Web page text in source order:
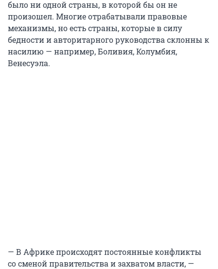
было ни одной страны, в которой бы он не
произошел. Многие отрабатывали правовые
механизмы, но есть страны, которые в силу
бедности и авторитарного руководства склонны к
насилию — например, Боливия, Колумбия,
Венесуэла.
— В Африке происходят постоянные конфликты
со сменой правительства и захватом власти, —